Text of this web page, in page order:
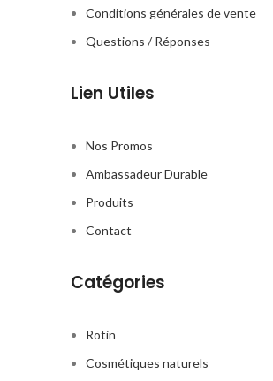
Conditions générales de vente
Questions / Réponses
Lien Utiles
Nos Promos
Ambassadeur Durable
Produits
Contact
Catégories
Rotin
Cosmétiques naturels